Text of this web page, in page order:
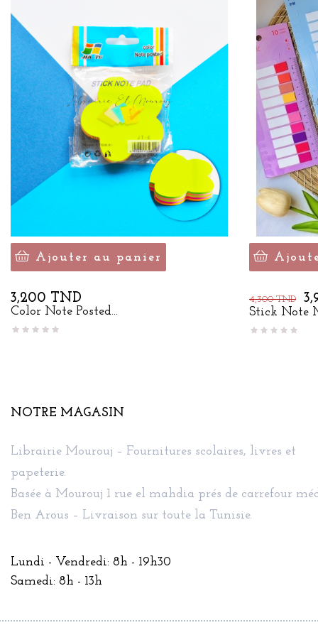
Ajouter au panier
Prix
3,200 TND
Color Note Posted...
Prix
de
4,300 TND
Stick Note
NOTRE MAGASIN
Librairie Mourouj – Fournitures scolaires, livres et
papeterie.
Basée à Mourouj 1 rue el mahdia prés de carrefour
Ben Arous – Livraison sur toute la Tunisie.
Lundi - Vendredi: 8h - 19h30
Samedi: 8h - 13h